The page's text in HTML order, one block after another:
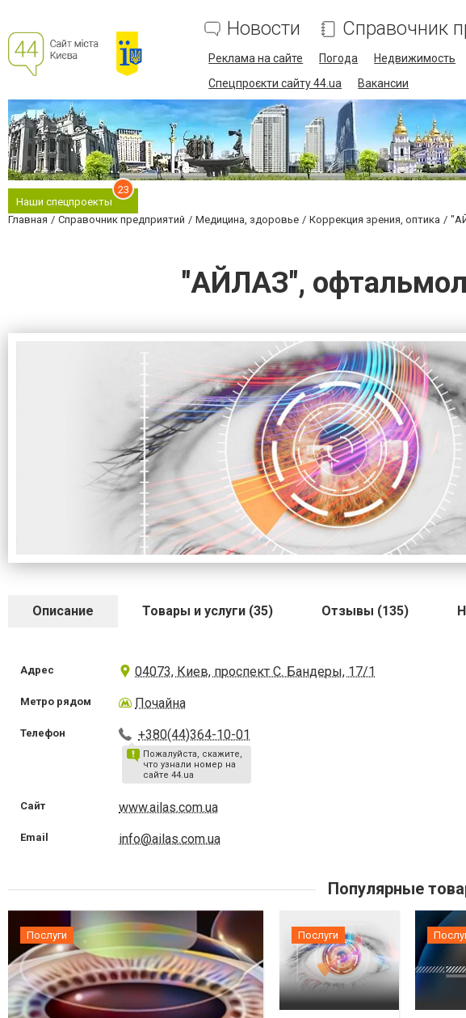
Новости Справочник
Реклама на сайте Погода Недвижимость
Спецпроєкти сайту 44.ua
Вакансии
Наши спецпроекты
23
Главная Справочник предприятий Медицина, здоровье Коррекция зрения, оптика
"АЙЛАЗ",
Описание Товары и услуги (35) Отзывы (135)
Адрес 04073, Киев, проспект С. Бандеры, 17/1
Метро рядом Почайна
Телефон +380(44)364-10-01
Пожалуйста, скажите,
что узнали номер на
сайте 44.ua
Сайт www.ailas.com.ua
Email info@ailas.com.ua
Популярные
Послуги Послуги